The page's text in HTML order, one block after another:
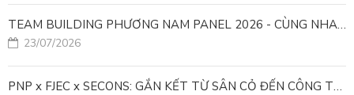
TEAM BUILDING PHƯƠNG NAM PANEL 2026 - CÙNG NHAU ĐI XA, CÙNG NHAU LỚN MẠNH
23/07/2026
PNP x FJEC x SECONS: GẮN KẾT TỪ SÂN CỎ ĐẾN CÔNG TRÌNH